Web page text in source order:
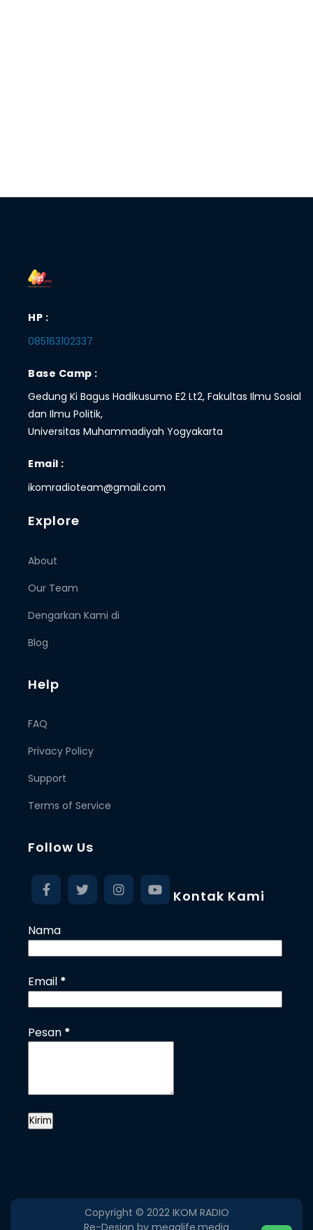
HP :
085163102337
Base Camp :
Gedung Ki Bagus Hadikusumo E2 Lt2, Fakultas Ilmu Sosial
dan Ilmu Politik,
Universitas Muhammadiyah Yogyakarta
Email :
ikomradioteam@gmail.com
Explore
About
Our Team
Dengarkan Kami di
Blog
Help
FAQ
Privacy Policy
Support
Terms of Service
Follow Us
Kontak Kami
Nama
Email *
Pesan *
Copyright © 2022 IKOM RADIO